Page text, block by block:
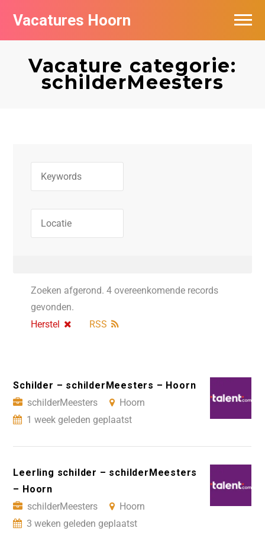
Vacatures Hoorn
Vacature categorie:
schilderMeesters
Zoeken afgerond. 4 overeenkomende records
gevonden.
Herstel
RSS
Schilder – schilderMeesters – Hoorn
schilderMeesters
Hoorn
1 week geleden geplaatst
Leerling schilder – schilderMeesters
– Hoorn
schilderMeesters
Hoorn
3 weken geleden geplaatst
Vacatures per bedrijf in Hoorn